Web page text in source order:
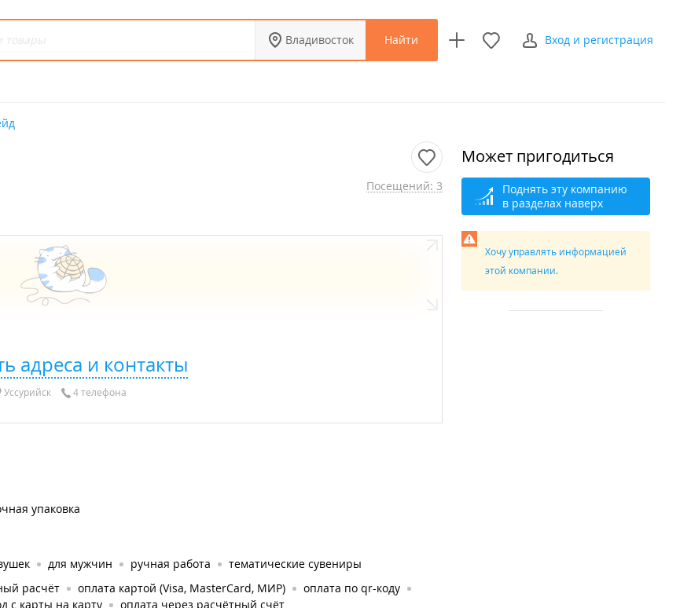
Владивосток Найти Вход и регистрация
Посещений: 3
адреса и контакты
Уссурийск 4 телефона
упаковка
для мужчин ручная работа тематические сувениры
расчёт оплата картой (Visa, MasterCard, МИР)
оплата по qr-коду
с карты на карту
оплата через расчётный счёт
Может пригодиться
Поднять эту компанию
в разделах наверх
Хочу управлять информацией
этой компании.